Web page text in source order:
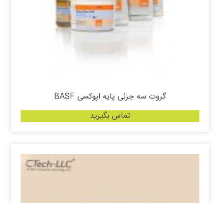
گروت سه جزئی پایه اپوکسی BASF
تماس بگیرید